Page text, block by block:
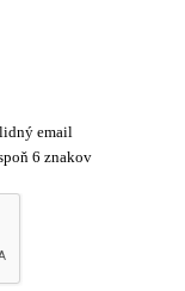
email
6 znakov